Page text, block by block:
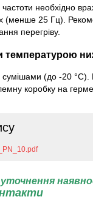
необхідно
(менше 25 Гц).
перегріву.
температурою
(до -20 °C).
коробку на
уточнення